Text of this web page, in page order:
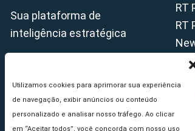
Utilizamos cookies para aprimorar sua experiência
de navegação, exibir anúncios ou conteúdo
personalizado e analisar nosso tráfego. Ao clicar
em “Aceitar todos”, você concorda com nosso uso
Sua plataforma de
inteligência estratégica
RT
RT
E-